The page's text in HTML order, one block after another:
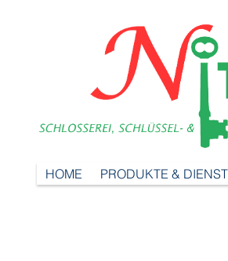
HOME PRODUKTE &